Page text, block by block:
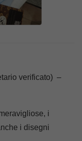
verificato) –
i
i disegni